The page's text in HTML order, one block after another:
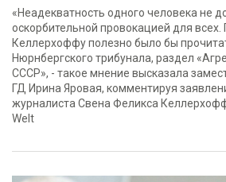
«Неадекватность одного человека не
оскорбительной провокацией для всех.
Келлерхоффу полезно было бы
Нюрнбергского трибунала, раздел
СССР», - такое мнение высказала
ГД Ирина Яровая, комментируя
журналиста Свена Феликса
Welt